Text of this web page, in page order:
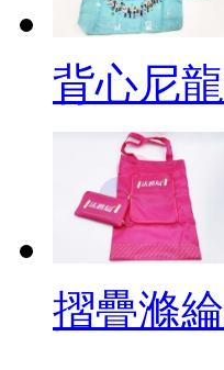
背心尼
摺疊滌